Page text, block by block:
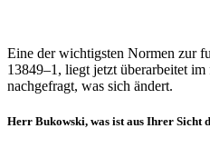
Eine der wich­tigsten Normen zur
13849–1, liegt jetzt über­ar­beitet
nach­ge­fragt, was sich ändert.
Herr Bukowski, was ist aus Ihrer Sicht